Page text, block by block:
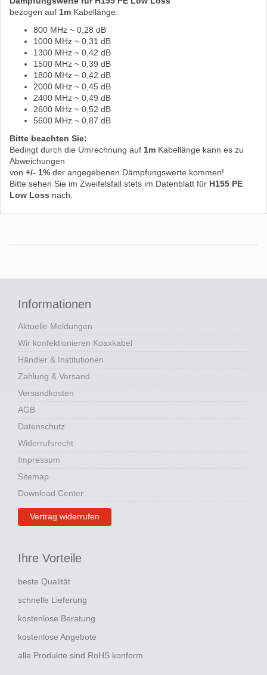
bezogen auf 1m Kabellänge:
800 MHz ~ 0,28 dB
1000 MHz ~ 0,31 dB
1300 MHz ~ 0,42 dB
1500 MHz ~ 0,39 dB
1800 MHz ~ 0,42 dB
2000 MHz ~ 0,45 dB
2400 MHz ~ 0,49 dB
2600 MHz ~ 0,52 dB
5600 MHz ~ 0,87 dB
Bitte beachten Sie:
Bedingt durch die Umrechnung auf 1m Kabellänge kann es zu
Abweichungen
von +/- 1% der angegebenen Dämpfungswerte kommen!
Bitte sehen Sie im Zweifelsfall stets im Datenblatt für H155 PE
Low Loss nach.
Informationen
Aktuelle Meldungen
Wir konfektionieren Koaxkabel
Händler & Institutionen
Zahlung & Versand
Versandkosten
AGB
Datenschutz
Widerrufsrecht
Impressum
Sitemap
Download Center
Vertrag widerrufen
Ihre Vorteile
beste Qualität
schnelle Lieferung
kostenlose Beratung
kostenlose Angebote
alle Produkte sind RoHS konform